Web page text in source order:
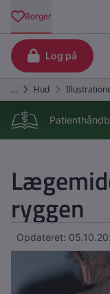
ryggen
Opdateret: